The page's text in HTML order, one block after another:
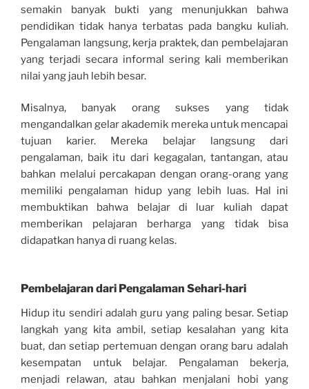
semakin banyak bukti yang menunjukkan bahwa
pendidikan tidak hanya terbatas pada bangku kuliah.
Pengalaman langsung, kerja praktek, dan pembelajaran
yang terjadi secara informal sering kali memberikan
nilai yang jauh lebih besar.
Misalnya, banyak orang sukses yang tidak
mengandalkan gelar akademik mereka untuk mencapai
tujuan karier. Mereka belajar langsung dari
pengalaman, baik itu dari kegagalan, tantangan, atau
bahkan melalui percakapan dengan orang-orang yang
memiliki pengalaman hidup yang lebih luas. Hal ini
membuktikan bahwa belajar di luar kuliah dapat
memberikan pelajaran berharga yang tidak bisa
didapatkan hanya di ruang kelas.
Pembelajaran dari Pengalaman Sehari-hari
Hidup itu sendiri adalah guru yang paling besar. Setiap
langkah yang kita ambil, setiap kesalahan yang kita
buat, dan setiap pertemuan dengan orang baru adalah
kesempatan untuk belajar. Pengalaman bekerja,
menjadi relawan, atau bahkan menjalani hobi yang